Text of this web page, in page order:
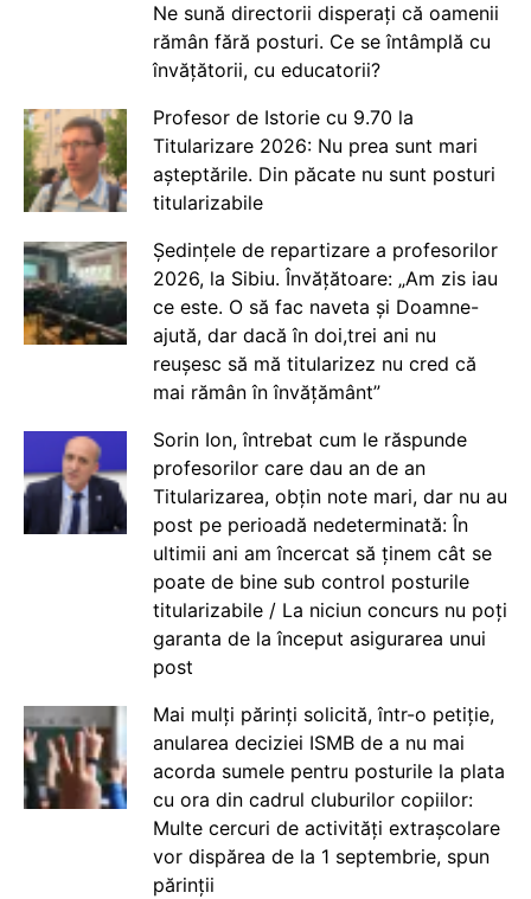
Ne sună directorii disperați că oamenii
rămân fără posturi. Ce se întâmplă cu
învățătorii, cu educatorii?
Profesor de Istorie cu 9.70 la
Titularizare 2026: Nu prea sunt mari
așteptările. Din păcate nu sunt posturi
titularizabile
Ședințele de repartizare a profesorilor
2026, la Sibiu. Învățătoare: „Am zis iau
ce este. O să fac naveta și Doamne-
ajută, dar dacă în doi,trei ani nu
reușesc să mă titularizez nu cred că
mai rămân în învățământ”
Sorin Ion, întrebat cum le răspunde
profesorilor care dau an de an
Titularizarea, obțin note mari, dar nu au
post pe perioadă nedeterminată: În
ultimii ani am încercat să ținem cât se
poate de bine sub control posturile
titularizabile / La niciun concurs nu poți
garanta de la început asigurarea unui
post
Mai mulți părinți solicită, într-o petiție,
anularea deciziei ISMB de a nu mai
acorda sumele pentru posturile la plata
cu ora din cadrul cluburilor copiilor:
Multe cercuri de activități extrașcolare
vor dispărea de la 1 septembrie, spun
părinții